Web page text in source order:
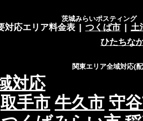
茨城みらいポスティング
対応エリア料金表 つくば市
土
ひたちな
関東エリア全域対応(
対応
取手市 牛久市 守